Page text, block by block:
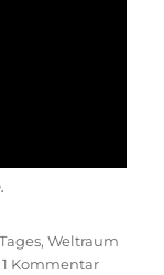
,Weltraum
1 Kommentarzu